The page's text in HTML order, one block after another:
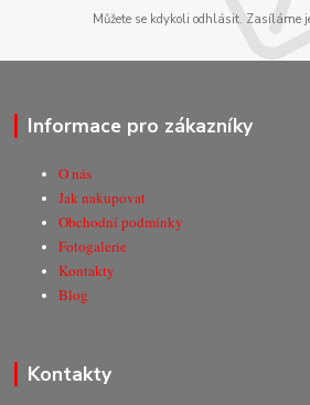
Můžete se kdykoli odhlásit. Zasíláme
Informace pro zákazníky
O nás
Jak nakupovat
Obchodní podmínky
Fotogalerie
Kontakty
Blog
Kontakty